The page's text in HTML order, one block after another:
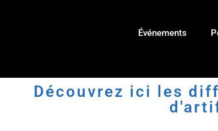
Événements
Découvrez ici les